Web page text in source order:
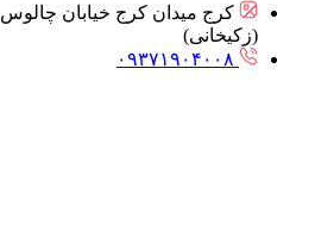
کرج میدان کرج خیابان
(زکیخانی)
۰۹۳۷۱۹۰۴۰۰۸